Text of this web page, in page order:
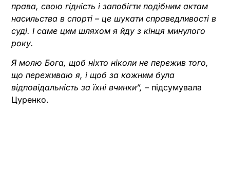
права, свою гідність і запобігти подібним актам
насильства в спорті – це шукати справедливості в
суді. І саме цим шляхом я йду з кінця минулого
року.
Я молю Бога, щоб ніхто ніколи не пережив того,
що переживаю я, і щоб за кожним була
відповідальність за їхні вчинки”, – підсумувала
Цуренко.